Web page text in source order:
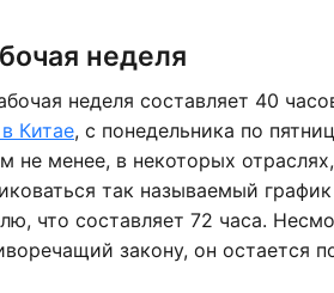
неделя
неделя составляет 40
Китае, с понедельника по
не менее, в некоторых
так называемый
что составляет 72 часа.
закону, он остается